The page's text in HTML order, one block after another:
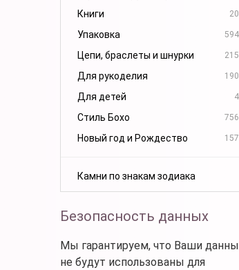
Книги 20
Упаковка 594
Цепи, браслеты и шнурки 215
Для рукоделия 190
Для детей 4
Стиль Бохо 756
Новый год и Рождество 157
Камни по знакам зодиака
Безопасность данных
Мы гарантируем, что Ваши
не будут использованы для